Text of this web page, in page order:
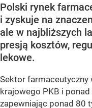
Polski rynek
i zyskuje na
ale w najbliższych
presją kosztów,
lekowe.
Sektor farmaceutyczny
krajowego PKB i
zapewniając ponad 80